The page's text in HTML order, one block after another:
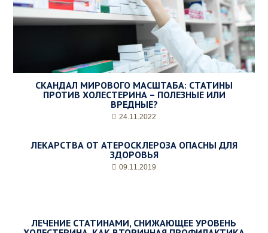
СКАНДАЛ МИРОВОГО МАСШТАБА: СТАТИНЫ
ПРОТИВ ХОЛЕСТЕРИНА – ПОЛЕЗНЫЕ ИЛИ
ВРЕДНЫЕ?
24.11.2022
ЛЕКАРСТВА ОТ АТЕРОСКЛЕРОЗА ОПАСНЫ ДЛЯ
ЗДОРОВЬЯ
09.11.2019
ЛЕЧЕНИЕ СТАТИНАМИ, СНИЖАЮЩЕЕ УРОВЕНЬ